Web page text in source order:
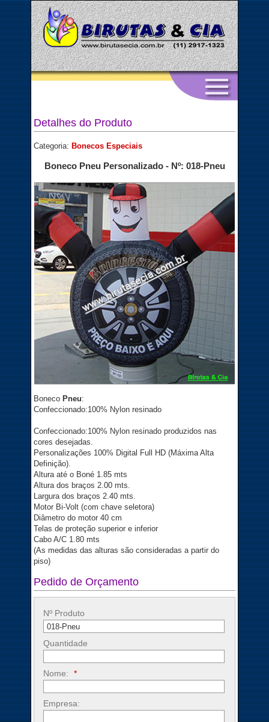
Detalhes do Produto
Categoria: Bonecos Especiais
Boneco Pneu Personalizado - Nº: 018-Pneu
Boneco Pneu:
Confeccionado:100% Nylon resinado
Confeccionado:100% Nylon resinado produzidos nas
cores desejadas.
Personalizações 100% Digital Full HD (Máxima Alta
Definição).
Altura até o Boné 1.85 mts
Altura dos braços 2.00 mts.
Largura dos braços 2.40 mts.
Motor Bi-Volt (com chave seletora)
Diâmetro do motor 40 cm
Telas de proteção superior e inferior
Cabo A/C 1.80 mts
(As medidas das alturas são consideradas a partir do
piso)
Pedido de Orçamento
Nº Produto
Quantidade
Nome: *
Empresa: